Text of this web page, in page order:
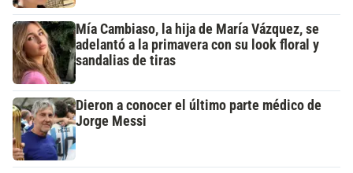
Mía Cambiaso, la hija de María Vázquez, se
adelantó a la primavera con su look floral y
sandalias de tiras
Dieron a conocer el último parte médico de
Jorge Messi